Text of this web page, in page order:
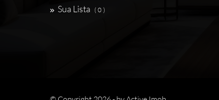
Sua Lista ( 0 )